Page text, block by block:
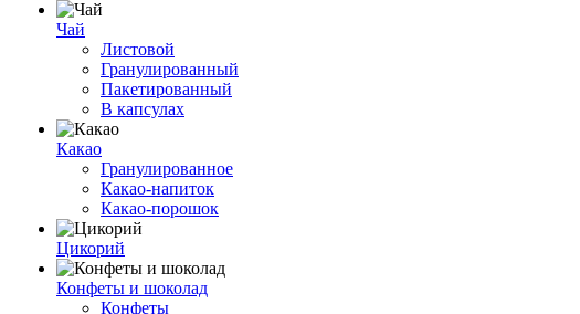
Чай
Листовой
Гранулированный
Пакетированный
В капсулах
Какао
Гранулированное
Какао-напиток
Какао-порошок
Цикорий
Конфеты и шоколад
Конфеты